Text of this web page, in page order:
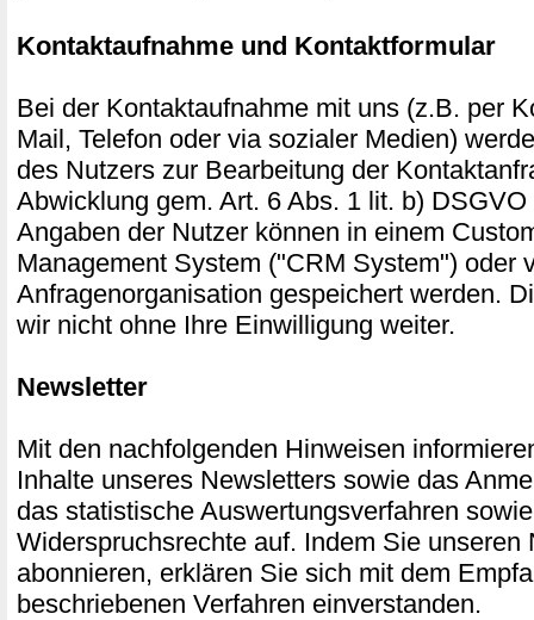
Kontaktaufnahme und Kontaktformular
Bei der Kontaktaufnahme mit uns (z.B. per
Mail, Telefon oder via sozialer Medien)
des Nutzers zur Bearbeitung der
Abwicklung gem. Art. 6 Abs. 1 lit. b)
Angaben der Nutzer können in einem
Management System ("CRM System") oder
Anfragenorganisation gespeichert werden.
wir nicht ohne Ihre Einwilligung weiter.
Newsletter
Mit den nachfolgenden Hinweisen
Inhalte unseres Newsletters sowie das
das statistische Auswertungsverfahren
Widerspruchsrechte auf. Indem Sie unseren
abonnieren, erklären Sie sich mit dem
beschriebenen Verfahren einverstanden.